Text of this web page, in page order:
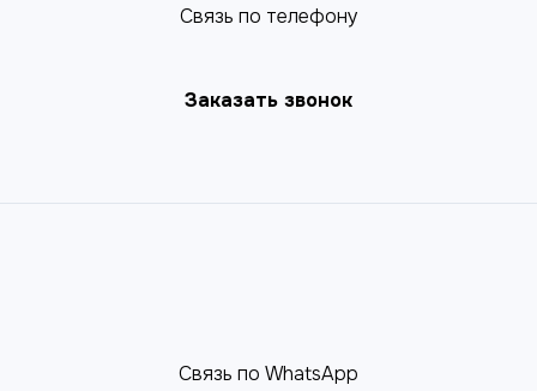
Cвязь по телефону
Заказать звонок
Связь по WhatsApp